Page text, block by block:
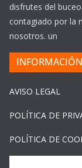
disfrutes del
contagiado por la
nosotros. un
AVISO LEGAL
POLÍTICA DE
POLÍTICA DE